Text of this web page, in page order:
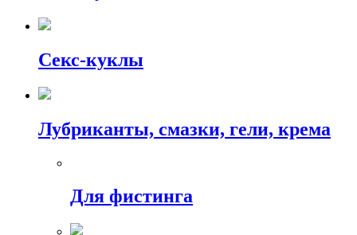
Секс-куклы
Лубриканты, смазки, гели, крема
Для фистинга